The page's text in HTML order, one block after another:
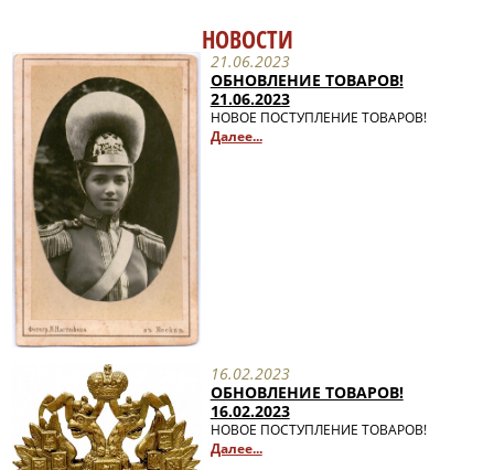
НОВОСТИ
21.06.2023
ОБНОВЛЕНИЕ ТОВАРОВ!
21.06.2023
НОВОЕ ПОСТУПЛЕНИЕ ТОВАРОВ!
Далее...
16.02.2023
ОБНОВЛЕНИЕ ТОВАРОВ!
16.02.2023
НОВОЕ ПОСТУПЛЕНИЕ ТОВАРОВ!
Далее...